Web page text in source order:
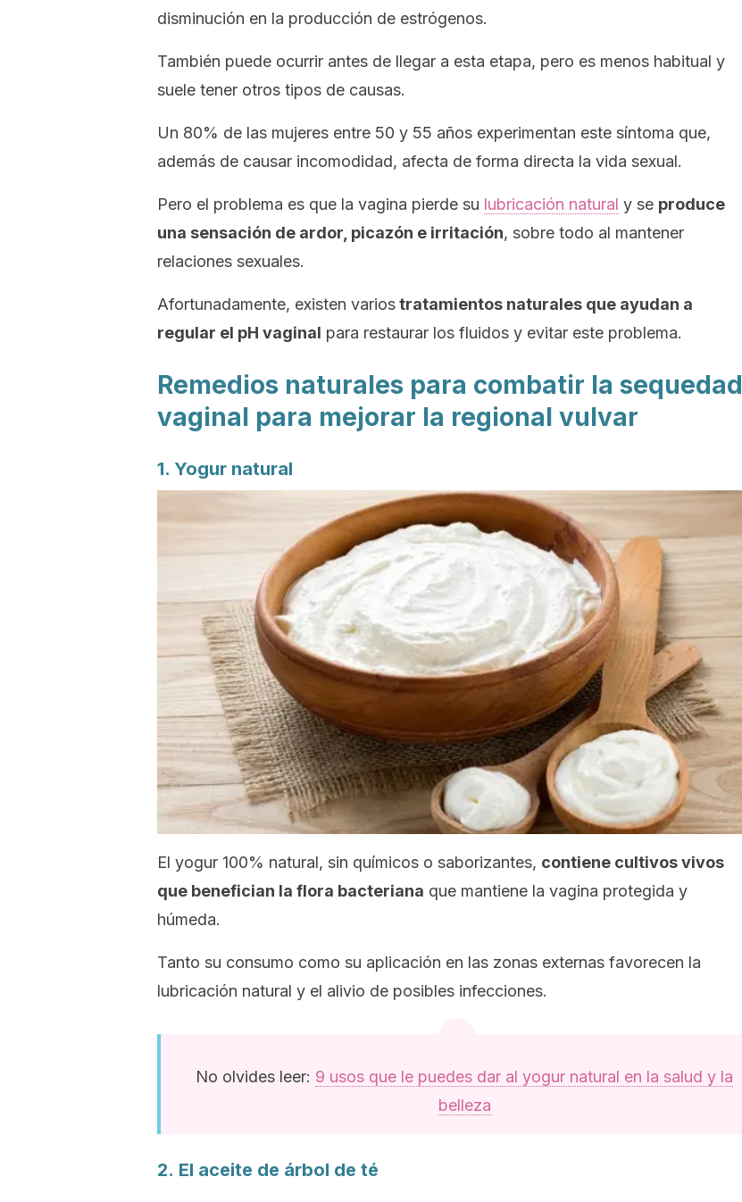
disminución en la producción de estrógenos.
También puede ocurrir antes de llegar a esta etapa, pero es menos habitual y
suele tener otros tipos de causas.
Un 80% de las mujeres entre 50 y 55 años experimentan este síntoma que,
además de causar incomodidad, afecta de forma directa la vida sexual.
Pero el problema es que la vagina pierde su lubricación natural y se produce
una sensación de ardor, picazón e irritación, sobre todo al mantener
relaciones sexuales.
Afortunadamente, existen variostratamientos naturales que ayudan a
regular el pH vaginal para restaurar los fluidos y evitar este problema.
Remedios naturales para combatir la sequedad
vaginal para mejorar la regional vulvar
1. Yogur natural
El yogur 100% natural, sin químicos o saborizantes, contiene cultivos vivos
que benefician la flora bacteriana que mantiene la vagina protegida y
húmeda.
Tanto su consumo como su aplicación en las zonas externas favorecen la
lubricación natural y el alivio de posibles infecciones.
No olvides leer: 9 usos que le puedes dar al yogur natural en la salud y la
belleza
2. El aceite de árbol de té